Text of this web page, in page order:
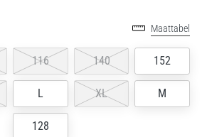
Maattabel
116 140 152
L XL M
128